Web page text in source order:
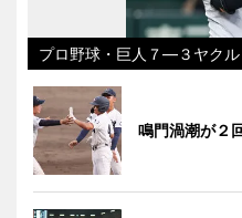
プロ野球・巨人７―３ヤクル
鳴門渦潮が２